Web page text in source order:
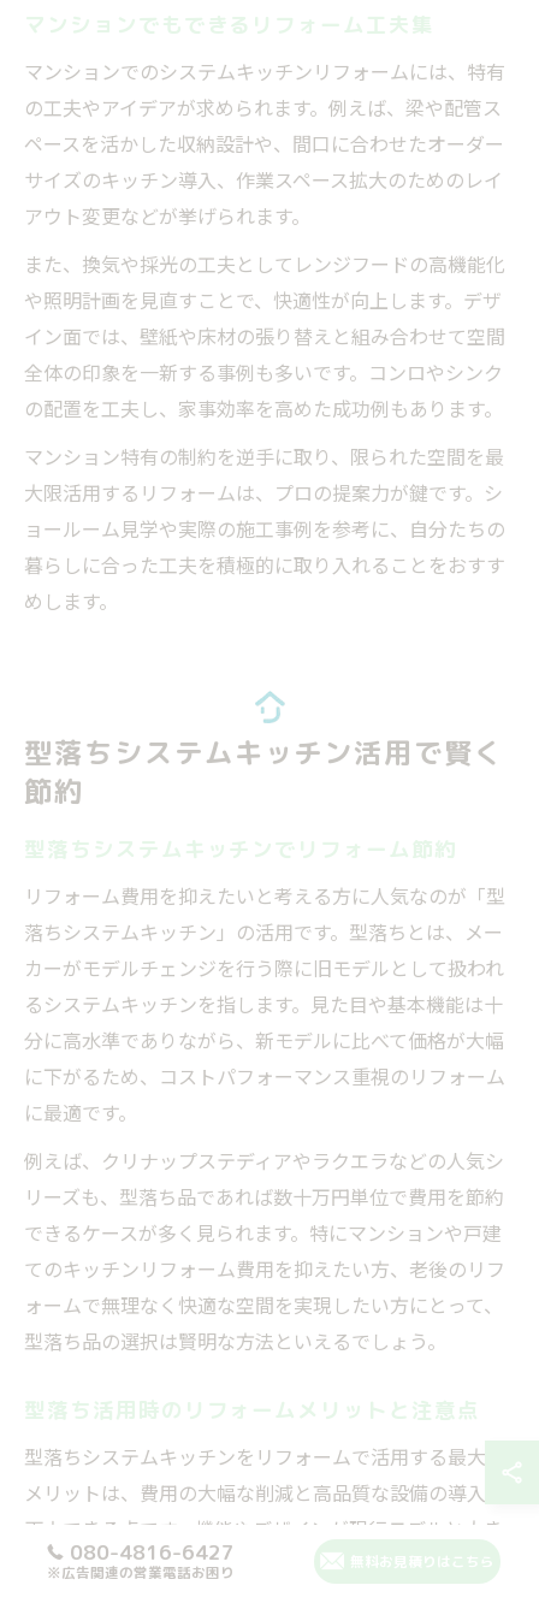
マンションでもできるリフォーム工夫集
マンションでのシステムキッチンリフォームには、特有
の工夫やアイデアが求められます。例えば、梁や配管ス
ペースを活かした収納設計や、間口に合わせたオーダー
サイズのキッチン導入、作業スペース拡大のためのレイ
アウト変更などが挙げられます。
また、換気や採光の工夫としてレンジフードの高機能化
や照明計画を見直すことで、快適性が向上します。デザ
イン面では、壁紙や床材の張り替えと組み合わせて空間
全体の印象を一新する事例も多いです。コンロやシンク
の配置を工夫し、家事効率を高めた成功例もあります。
マンション特有の制約を逆手に取り、限られた空間を最
大限活用するリフォームは、プロの提案力が鍵です。シ
ョールーム見学や実際の施工事例を参考に、自分たちの
暮らしに合った工夫を積極的に取り入れることをおすす
めします。
型落ちシステムキッチン活用で賢く
節約
型落ちシステムキッチンでリフォーム節約
リフォーム費用を抑えたいと考える方に人気なのが「型
落ちシステムキッチン」の活用です。型落ちとは、メー
カーがモデルチェンジを行う際に旧モデルとして扱われ
るシステムキッチンを指します。見た目や基本機能は十
分に高水準でありながら、新モデルに比べて価格が大幅
に下がるため、コストパフォーマンス重視のリフォーム
に最適です。
例えば、クリナップステディアやラクエラなどの人気シ
リーズも、型落ち品であれば数十万円単位で費用を節約
できるケースが多く見られます。特にマンションや戸建
てのキッチンリフォーム費用を抑えたい方、老後のリフ
ォームで無理なく快適な空間を実現したい方にとって、
型落ち品の選択は賢明な方法といえるでしょう。
型落ち活用時のリフォームメリットと注意点
型落ちシステムキッチンをリフォームで活用する最大の
メリットは、費用の大幅な削減と高品質な設備の導入が
両立できる点です。機能やデザインが現行モデルと大き
く変わらない場合も多く、実際のキッチンリフォーム成
080-4816-6427
※広告関連の営業電話お困り
無料お見積りはこちら